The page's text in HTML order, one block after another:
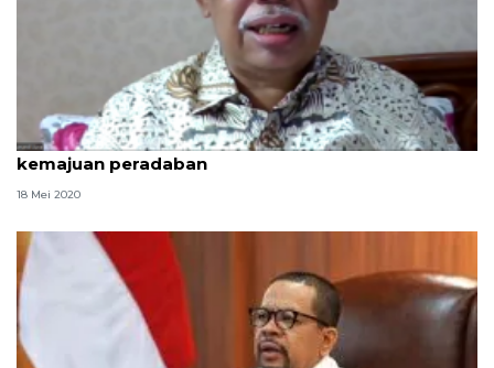
WNI di Inggris diajak jadikan Indonesia kunci
kemajuan peradaban
18 Mei 2020